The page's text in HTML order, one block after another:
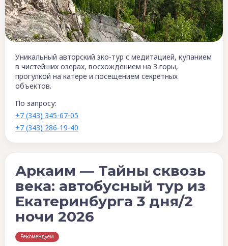
Уникальный авторский эко-тур с медитацией, купанием
в чистейших озерах, восхождением на 3 горы,
прогулкой на катере и посещением секретных
объектов.
По запросу:
+7 (343) 345-67-05
+7 (343) 286-19-40
Аркаим — Тайны сквозь
века: автобусный тур из
Екатеринбурга 3 дня/2
ночи 2026
Рекомендуем